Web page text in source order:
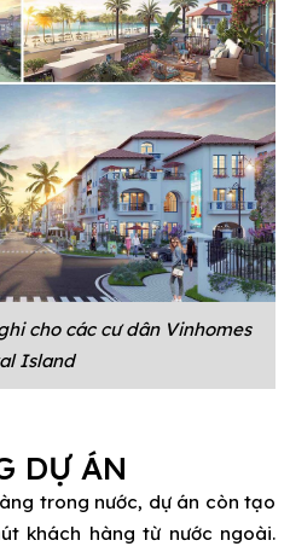
cho các cư dân Vinhomes
Island
DỰ ÁN
trong nước, dự án còn tạo
khách hàng từ nước ngoài.